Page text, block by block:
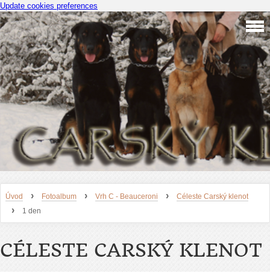
Update cookies preferences
Úvod › Fotoalbum › Vrh C - Beauceroni › Céleste Carský klenot
› 1 den
CÉLESTE CARSKÝ KLENOT